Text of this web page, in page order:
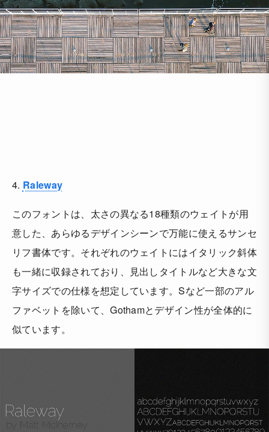
4. Raleway
このフォントは、太さの異なる18種類のウェイトが用
意した、あらゆるデザインシーンで万能に使えるサンセ
リフ書体です。それぞれのウェイトにはイタリック斜体
も一緒に収録されており、見出しタイトルなど大きな文
字サイズでの仕様を想定しています。Sなど一部のアル
ファベットを除いて、Gothamとデザイン性が全体的に
似ています。